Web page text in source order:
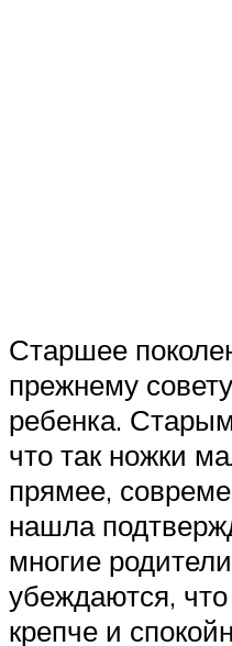
Старшее
прежнему
ребенка.
что так ножки
прямее,
нашла
многие
убеждаются,
крепче и